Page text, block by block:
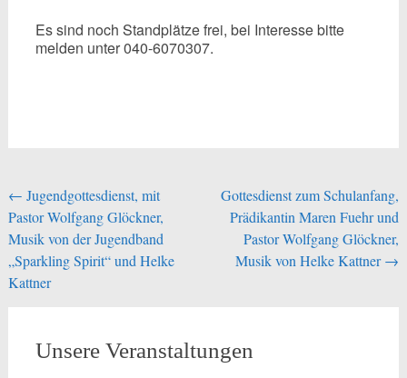
Es sind noch Standplätze frei, bei Interesse bitte
melden unter 040-6070307.
Beitragsnavigation
← Jugendgottesdienst, mit
Pastor Wolfgang Glöckner,
Musik von der Jugendband
„Sparkling Spirit“ und Helke
Kattner
Gottesdienst zum Schulanfang,
Prädikantin Maren Fuehr und
Pastor Wolfgang Glöckner,
Musik von Helke Kattner→
Unsere Veranstaltungen